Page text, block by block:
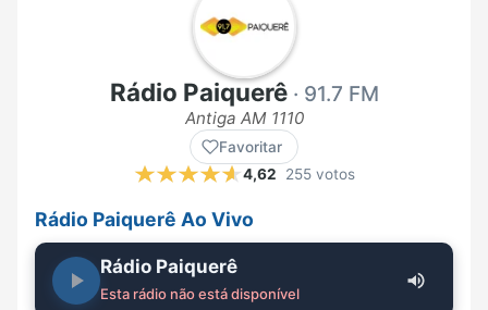
Rádio Paiquerê· 91.7 FM
Antiga AM 1110
Favoritar
4,62
255 votos
Rádio Paiquerê Ao Vivo
Rádio Paiquerê
Esta rádio não está disponível